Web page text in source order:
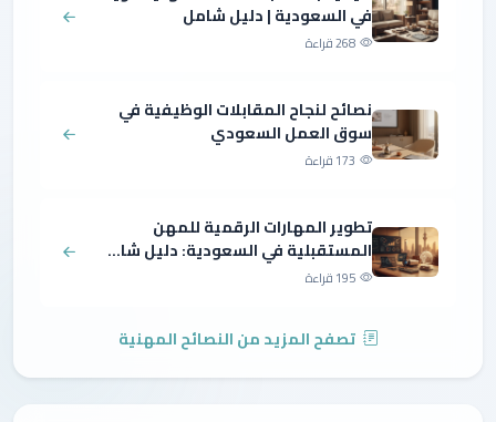
في السعودية | دليل شامل
268 قراءة
نصائح لنجاح المقابلات الوظيفية في
سوق العمل السعودي
173 قراءة
تطوير المهارات الرقمية للمهن
المستقبلية في السعودية: دليل شا...
195 قراءة
تصفح المزيد من النصائح المهنية